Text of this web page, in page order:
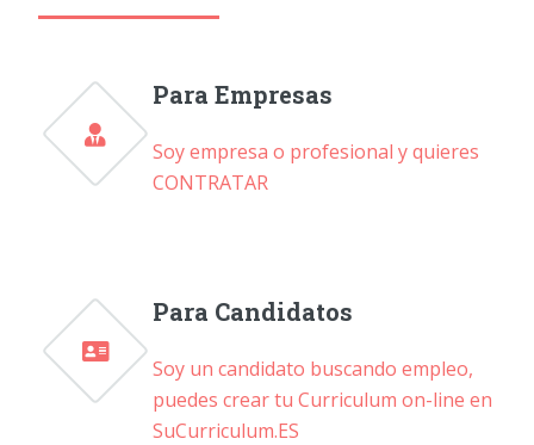
Para Empresas
Soy empresa o profesional y quieres
CONTRATAR
Para Candidatos
Soy un candidato buscando empleo,
puedes crear tu Curriculum on-line en
SuCurriculum.ES